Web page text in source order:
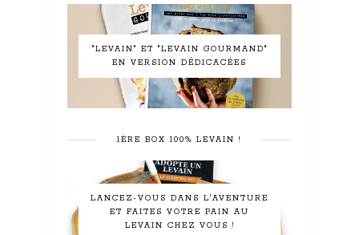
"LEVAIN" ET "LEVAIN GOURMAND"
EN VERSION DÉDICACÉES
1ÈRE BOX 100% LEVAIN !
LANCEZ-VOUS DANS L'AVENTURE
ET FAITES VOTRE PAIN AU
LEVAIN CHEZ VOUS !